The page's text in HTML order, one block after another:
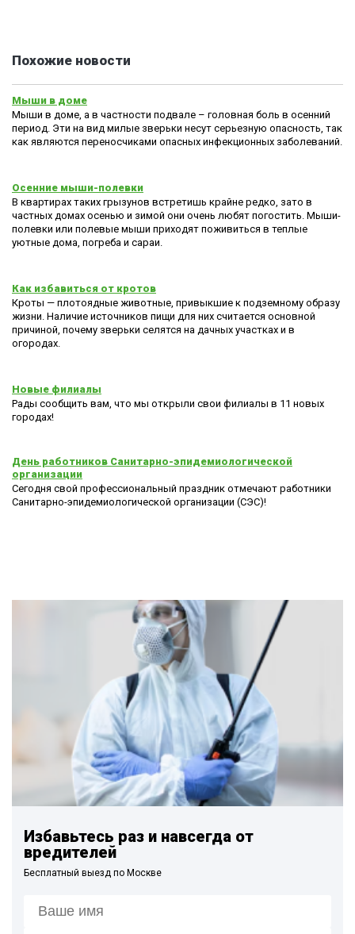
Похожие новости
Мыши в доме
Мыши в доме, а в частности подвале – головная боль в осенний
период. Эти на вид милые зверьки несут серьезную опасность, так
как являются переносчиками опасных инфекционных заболеваний.
Осенние мыши-полевки
В квартирах таких грызунов встретишь крайне редко, зато в
частных домах осенью и зимой они очень любят погостить. Мыши-
полевки или полевые мыши приходят поживиться в теплые
уютные дома, погреба и сараи.
Как избавиться от кротов
Кроты — плотоядные животные, привыкшие к подземному образу
жизни. Наличие источников пищи для них считается основной
причиной, почему зверьки селятся на дачных участках и в
огородах.
Новые филиалы
Рады сообщить вам, что мы открыли свои филиалы в 11 новых
городах!
День работников Санитарно-эпидемиологической
организации
Сегодня свой профессиональный праздник отмечают работники
Санитарно-эпидемиологической организации (СЭС)!
Избавьтесь раз и навсегда от
вредителей
Бесплатный выезд по Москве